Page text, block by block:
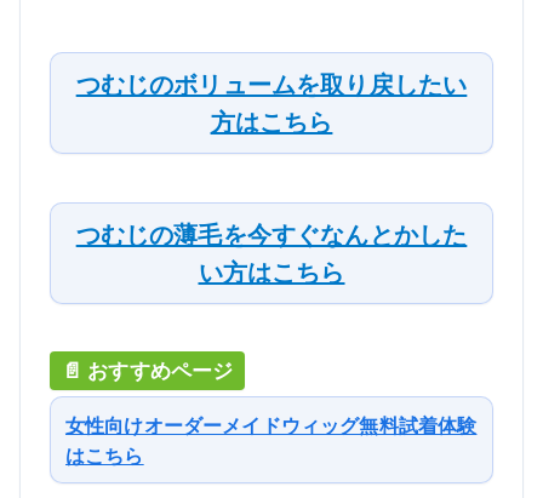
つむじのボリュームを取り戻したい
方はこちら
つむじの薄毛を今すぐなんとかした
い方はこちら
女性向けオーダーメイドウィッグ無料試着体験
はこちら